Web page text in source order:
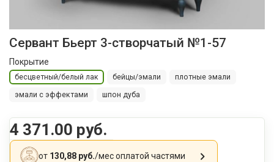
Сервант Бьерт 3-створчатый №1-57
Покрытие
бесцветный/белый лак бейцы/эмали плотные эмали
эмали с эффектами шпон дуба
4 371.00 руб.
от 130,88 руб./месоплатой частями